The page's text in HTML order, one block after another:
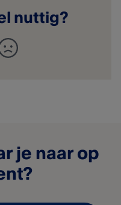
nuttig?
je naar op